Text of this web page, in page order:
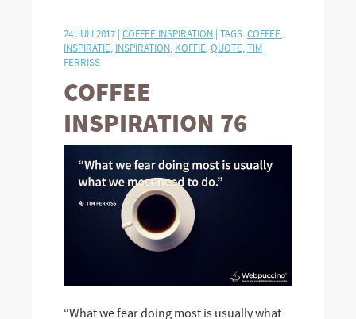
24 JULI 2017 | COFFEE INSPIRATION | TAGS:COFFEE
INSPIRATIE INSPIRATION KOFFIE QUOTE TIM
FERRISS
COFFEE
INSPIRATION 76
“What we fear doing most is usually what